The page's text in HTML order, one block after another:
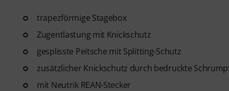
trapezförmige Stagebox
Zugentlastung mit Knickschutz
gesplisste Peitsche mit Splitting-Schutz
zusätzlicher Knickschutz durch bedruckte
mit Neutrik REAN-Stecker